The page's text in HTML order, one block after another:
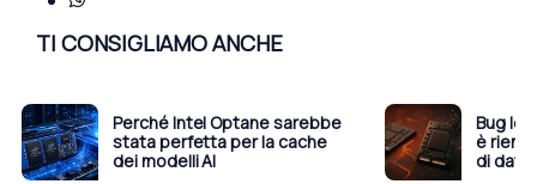
TI CONSIGLIAMO ANCHE
Perché Intel Optane sarebbe
stata perfetta per la cache
dei modelli AI
Bug
è
di dati